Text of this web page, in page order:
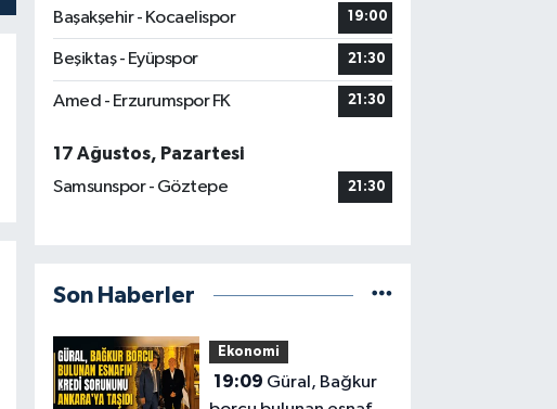
Başakşehir - Kocaelispor
19:00
Beşiktaş - Eyüpspor 21:30
Amed - Erzurumspor FK 21:30
17 Ağustos, Pazartesi
Samsunspor - Göztepe
21:30
Son Haberler
Ekonomi
19:09